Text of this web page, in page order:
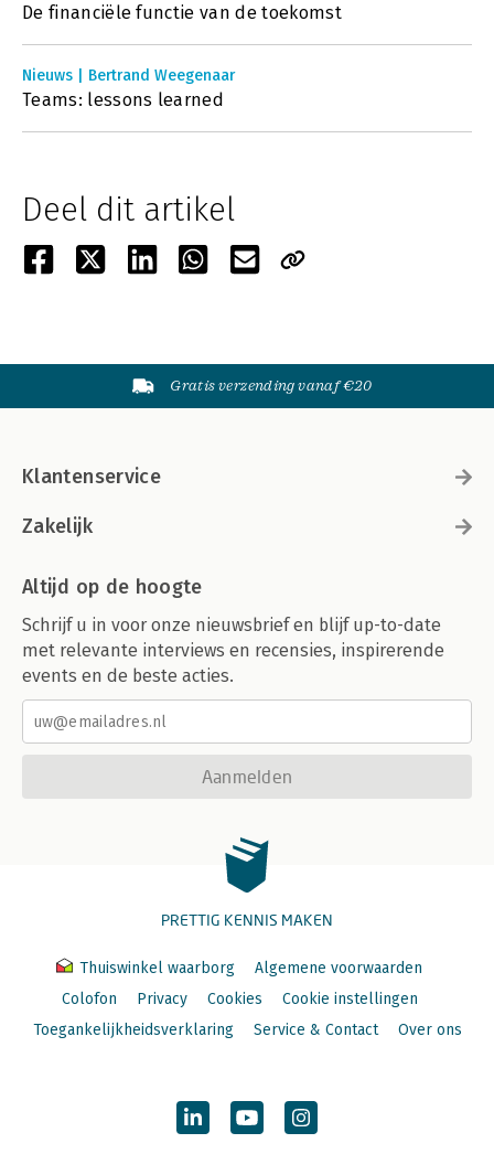
De financiële functie van de toekomst
Nieuws | Bertrand Weegenaar
Teams: lessons learned
Deel dit artikel
Gratis verzending vanaf €20
Klantenservice
Zakelijk
Altijd op de hoogte
Schrijf u in voor onze nieuwsbrief en blijf up-to-date
met relevante interviews en recensies, inspirerende
events en de beste acties.
Aanmelden
PRETTIG KENNIS MAKEN
Thuiswinkel waarborg
Algemene voorwaarden
Colofon
Privacy Cookies
Cookie instellingen
Toegankelijkheidsverklaring
Service & Contact Over ons